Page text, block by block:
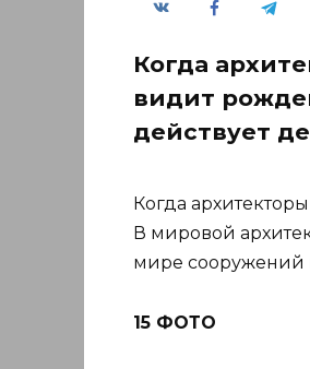
Когда
видит
действует
Когда
В мировой
мире сооружений
15 ФОТО